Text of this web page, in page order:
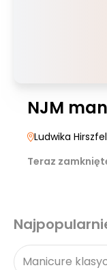
NJM
Ludwika
Teraz
Manicure